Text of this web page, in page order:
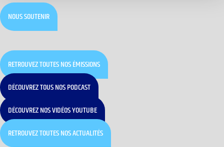
NOUS SOUTENIR
RETROUVEZ TOUTES NOS ÉMISSIONS
DÉCOUVREZ TOUS NOS PODCAST
DÉCOUVREZ NOS VIDÉOS YOUTUBE
RETROUVEZ TOUTES NOS ACTUALITÉS